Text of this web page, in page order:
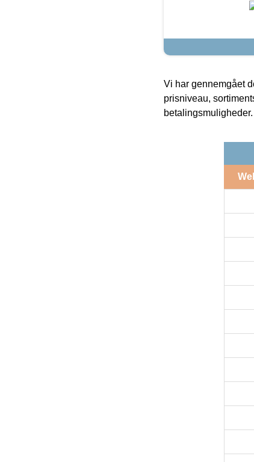
Vi har gennemgået
prisniveau,
betalingsmuligheder.